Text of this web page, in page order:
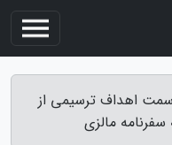
اهداف ترسیمی از
مالزی